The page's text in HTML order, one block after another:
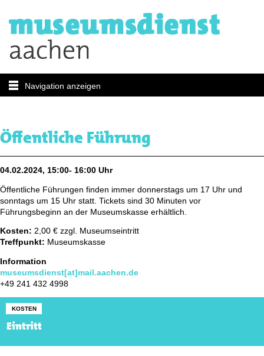
Navigation anzeigen
Öffentliche Führung
04.02.2024, 15:00- 16:00 Uhr
Öffentliche Führungen finden immer donnerstags um 17 Uhr und
sonntags um 15 Uhr statt. Tickets sind 30 Minuten vor
Führungsbeginn an der Museumskasse erhältlich.
Kosten: 2,00 € zzgl. Museumseintritt
Treffpunkt: Museumskasse
Information
museumsdienst[at]mail.aachen.de
+49 241 432 4998
KOSTEN
Eintritt